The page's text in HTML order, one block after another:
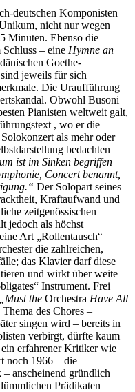
deutschen Komponisten
nicht nur wegen
Minuten. Ebenso die
– eine Hymne an
Goethe-
sind jeweils für sich
Die Uraufführung
Obwohl Busoni
Pianisten weltweit galt,
, wo er die
als mehr oder
bedachten
ist im Sinken begriffen
Concert benannt,
Der Solopart seines
Kraftaufwand und
zeitgenössischen
jedoch als höchst
Art „Rollentausch“
die zahlreichen,
das Klavier darf diese
und wirkt über weite
Instrument. Frei
„Must the Orchestra Have All
des Chores –
singen wird – bereits in
verbirgt, dürfte kaum
erfahrener Kritiker wie
noch 1966 – die
anscheinend gründlich
Prädikaten